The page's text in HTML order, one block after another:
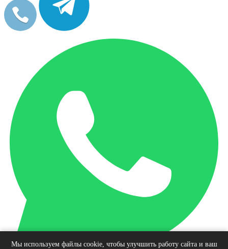
Мы используем файлы cookie, чтобы улучшить работу сайта и ваш